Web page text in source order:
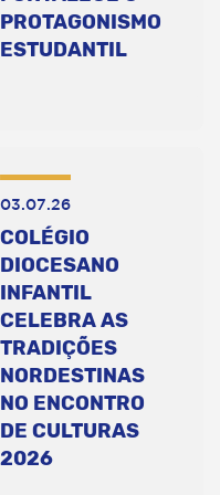
PROTAGONISMO
ESTUDANTIL
03.07.26
COLÉGIO
DIOCESANO
INFANTIL
CELEBRA AS
TRADIÇÕES
NORDESTINAS
NO ENCONTRO
DE CULTURAS
2026